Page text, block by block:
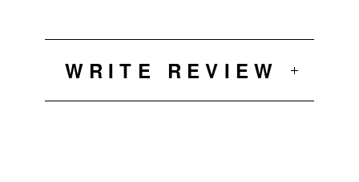
WRITE REVIEW